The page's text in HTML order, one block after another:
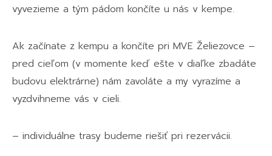
vyvezieme a tým pádom končíte u nás v kempe.
Ak začínate z kempu a končíte pri MVE Želiezovce –
pred cieľom (v momente keď ešte v diaľke zbadáte
budovu elektrárne) nám zavoláte a my vyrazíme a
vyzdvihneme vás v cieli.
– individuálne trasy budeme riešiť pri rezervácii.